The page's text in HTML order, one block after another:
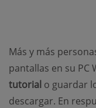
Más y más
pantallas en su PC
tutorial o guardar
descargar. En